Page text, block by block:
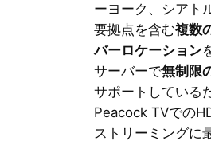
ーヨーク、シアト
要拠点を含む複数
バーロケーション
サーバーで無制限
サポートしている
Peacock TVでの
ストリーミングに